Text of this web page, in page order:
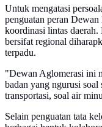
Untuk mengatasi
penguatan peran
koordinasi lintas
bersifat regional
terpadu.
"Dewan Aglomerasi ini
badan yang ngurusi soal
transportasi, soal air
Selain penguatan tata